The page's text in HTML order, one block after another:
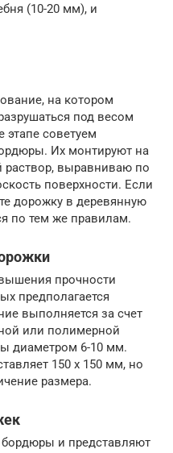
(10-20 мм), и
на котором
под весом
этапе советуем
Их монтируют на
выравниваю по
поверхности. Если
дорожку в деревянную
по тем же правилам.
прочности
предполагается
выполняется за счет
или полимерной
диаметром 6-10 мм.
150 х 150 мм, но
размера.
и представляют